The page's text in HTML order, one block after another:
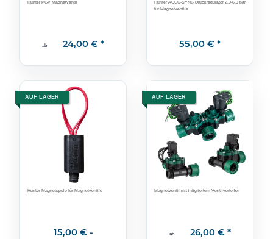
Hunter PGV Magnetventil
ab 24,00 € *
Hunter ACCU-SYNC Druckregulator 2,0-6,9 bar
für Magnetventile
55,00 € *
AUF LAGER
Hunter Magnetspule für Magnetventile
15,00 € -
AUF LAGER
Magnetventil mit intigriertem Ventilverteiler
ab 26,00 € *